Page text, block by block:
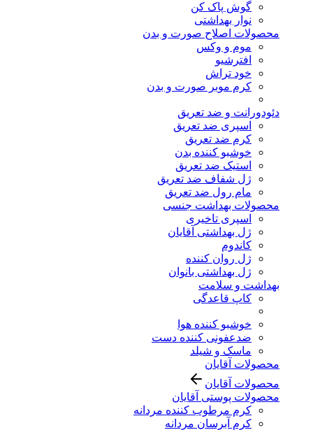
گوش پاک کن
نوار بهداشتی
محصولات اصلاح صورت و بدن
موم و وکس
افترشیو
خود تراش
کرم موبر صورت و بدن
دئودورانت و ضد تعریق
اسپری ضد تعریق
کرم ضد تعریق
خوشبو کننده بدن
استیک ضد تعریق
ژل شفاف ضد تعریق
مام رول ضد تعریق
محصولات بهداشت جنسی
اسپری تاخیری
ژل بهداشتی آقایان
کاندوم
ژل روان کننده
ژل بهداشتی بانوان
بهداشت و سلامت
کاپ قاعدگی
خوشبو کننده هوا
ضدعفونی کننده دست
ماسک و شیلد
محصولات آقایان
محصولات آقایان
محصولات پوستی آقایان
کرم مرطوب کننده مردانه
کرم آبرسان مردانه